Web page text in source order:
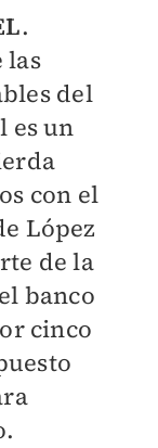
.
las
del
es un
con el
López
de la
banco
cinco